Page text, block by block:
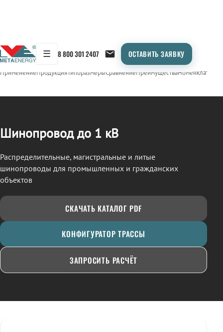
☰ 8 800 301 2407 ОСТАВИТЬ ЗАЯВКУ
← Продукция/ШИНОПРОВОД
ПрименениеПродукцияТипоразмерыСравнениеПреимуществаНоменклатура
Шинопровод до 1 кВ
Распределительные, магистральные и литые
шинопроводы для промышленных и гражданских
объектов
СКАЧАТЬ КАТАЛОГ PDF
КОНФИГУРАТОР ТРАССЫ
ЗАПРОСИТЬ РАСЧЁТ